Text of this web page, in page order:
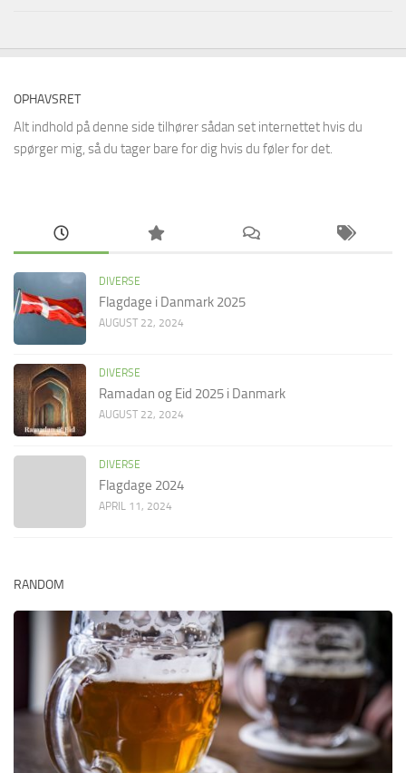
OPHAVSRET
Alt indhold på denne side tilhører sådan set internettet hvis du
spørger mig, så du tager bare for dig hvis du føler for det.
DIVERSE
Flagdage i Danmark 2025
AUGUST 22, 2024
DIVERSE
Ramadan og Eid 2025 i Danmark
AUGUST 22, 2024
DIVERSE
Flagdage 2024
APRIL 11, 2024
RANDOM